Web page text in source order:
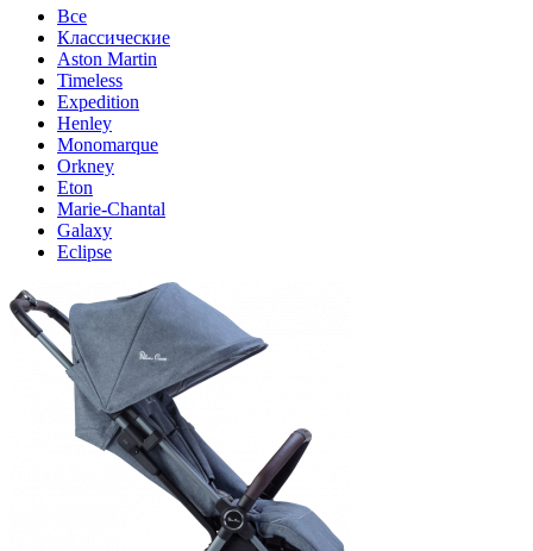
Все
Классические
Aston Martin
Timeless
Expedition
Henley
Monomarque
Orkney
Eton
Marie-Chantal
Galaxy
Eclipse